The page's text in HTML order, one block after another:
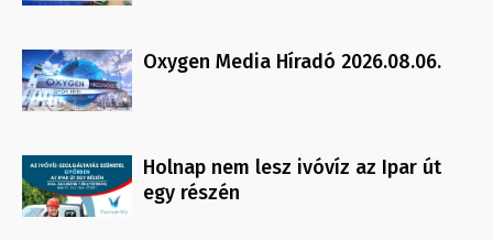
Oxygen Media Híradó 2026.08.06.
Holnap nem lesz ivóvíz az Ipar út
egy részén